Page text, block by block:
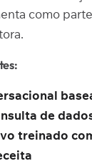
como
de
treinado